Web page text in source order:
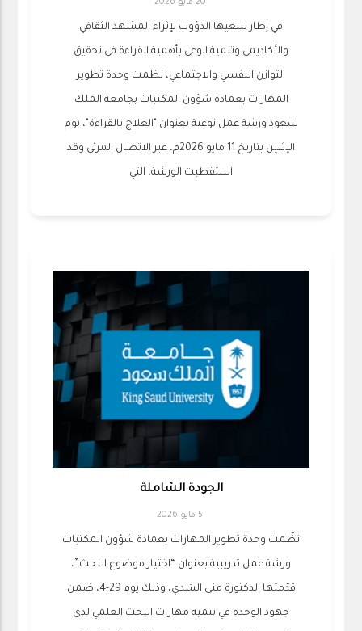
20 مايو 2026
في إطار سعيها الدؤوب لإثراء المشهد الثقافي
والأكاديمي وتنمية الوعي بأهمية القراءة في تحقيق
التوازن النفسي والاجتماعي، نظمت وحدة تطوير
المهارات بعمادة شؤون المكتبات بجامعة الملك
سعود ورشة عمل نوعية بعنوان "العلاج بالقراءة"، يوم
الإثنين بتاريخ 11 مايو 2026م، عبر الاتصال المرئي وقد
استقطبت الورشة، التي
الجودة الشاملة
5 مايو 2026
نظّمت وحدة تطوير المهارات بعمادة شؤون المكتبات
ورشة عمل تدريبية بعنوان “اختيار موضوع البحث”،
قدّمتها الدكتورة منى الشدي، وذلك يوم 29-4، ضمن
جهود الوحدة في تنمية مهارات البحث العلمي لدى